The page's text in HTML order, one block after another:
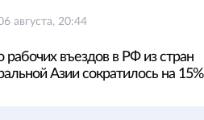
августа, 20:44
рабочих въездов в РФ из стран
Азии сократилось на 15%